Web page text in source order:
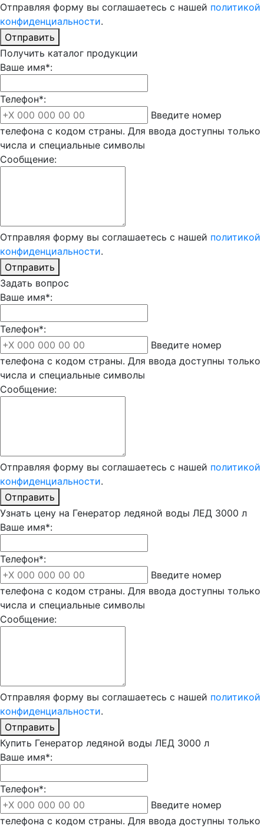
Отправляя форму вы соглашаетесь с нашей политикой
конфиденциальности.
Отправить
Получить каталог продукции
Ваше имя*:
Телефон*:
Введите номер
телефона с кодом страны. Для ввода доступны только
числа и специальные символы
Сообщение:
Отправляя форму вы соглашаетесь с нашей политикой
конфиденциальности.
Отправить
Задать вопрос
Ваше имя*:
Телефон*:
Введите номер
телефона с кодом страны. Для ввода доступны только
числа и специальные символы
Сообщение:
Отправляя форму вы соглашаетесь с нашей политикой
конфиденциальности.
Отправить
Узнать цену на Генератор ледяной воды ЛЕД 3000 л
Ваше имя*:
Телефон*:
Введите номер
телефона с кодом страны. Для ввода доступны только
числа и специальные символы
Сообщение:
Отправляя форму вы соглашаетесь с нашей политикой
конфиденциальности.
Отправить
Купить Генератор ледяной воды ЛЕД 3000 л
Ваше имя*:
Телефон*:
Введите номер
телефона с кодом страны. Для ввода доступны только